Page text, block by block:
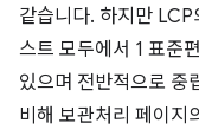
같습니다. 하지만
스트 모두에서 1 표준
있으며 전반적으로 중
비해 보관처리 페이지